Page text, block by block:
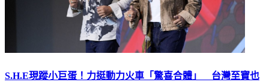
S.H.E現蹤小巨蛋！力挺動力火車「驚喜合體」 台灣至寶也